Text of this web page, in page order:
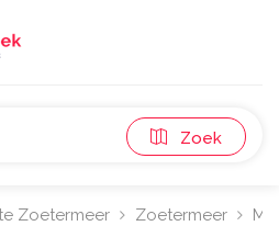
Zoek
Zoetermeer Zoetermeer